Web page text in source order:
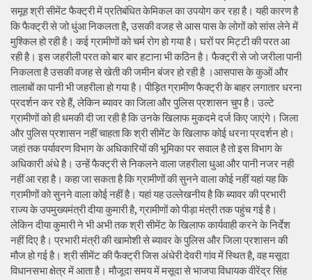
समूह श्री सीमेंट फैक्ट्री में प्रतिबंधित केमिकल का उपयोग कर रहा है। यही कारण है
कि फैक्ट्री से जो धुंआ निकलता है, उसकी वजह से आस पास के लोगों को सांस लेने में
मुश्किल हो रही है। कई ग्रामीणों को चर्म रोग हो गया है। घरों पर मिट्टी की परत आ
रही है। इस जहरीली परत को बार बार हटाना भी कठिन है। फैक्ट्री से जो जरीला पानी
निकलता है उसकी वजह से खेती की जमीन बंजर हो रही है ।आसपास के कुओं और
तालाबों का पानी भी जहरीला हो गया है। पीड़ित ग्रामीण फैक्ट्री के बाहर लगातार धरना
प्रदर्शन कर रहे हैं, लेकिन ब्यावर का जिला और पुलिस प्रशासन चुप है। उल्टे
ग्रामीणों को ही धमकी दी जा रही है कि उनके खिलाफ मुकदमे दर्ज किए जाएंगे। जिला
और पुलिस प्रशासन नहीं चाहता कि श्री सीमेंट के खिलाफ कोई धरना प्रदर्शन हो।
जहां तक पर्यावरण विभाग के अधिकारियों की भूमिका पर सवाल है तो इस विभाग के
अधिकारी अंधे है। उन्हें फैक्ट्री से निकलने वाला जहरीला धुआ और पानी नजर नही
नहीं आ रहा है। कहा जा सकता है कि ग्रामीणों की सुनने वाला कोई नहीं यहां यह कि
ग्रामीणों को सुनने वाला कोई नहीं है। यहां यह उल्लेखनीय है कि ब्यावर की प्रभारी
राज्य के उपमुख्यमंत्री दीया कुमारी है, ग्रामीणों को पीड़ा मंत्री तक पहुंच गई है।
लेकिन दीया कुमारी ने भी अभी तक श्री सीमेंट के खिलाफ कार्यवाही करने के निर्देश
नहीं दिए है। प्रभारी मंत्री की खामोशी से ब्यावर के पुलिस और जिला प्रशासन की
मौज हो गई है। श्री सीमेंट की फैक्ट्री जिस अंधेरी देवरी गांव में स्थित है, वह मसूदा
विधानसभा क्षेत्र में आता है। मौजूदा समय में मसूदा से भाजपा विधायक वीरेंद्र सिंह